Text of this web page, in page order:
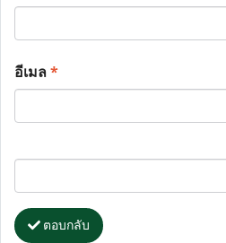
อีเมล*
ตอบกลับ